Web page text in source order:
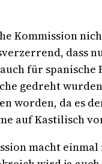
Kommission
für
gedreht
worden, da es
auf Kastilisch
macht